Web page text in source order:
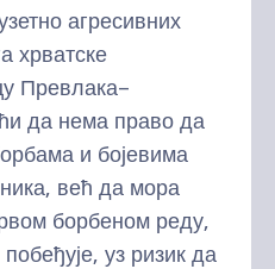
агресивних
хрватске
Превлака–
да нема право да
и бојевима
већ да мора
борбеном реду,
уз ризик да